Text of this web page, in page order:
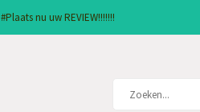
#Plaats nu uw REVIEW!!!!!!!